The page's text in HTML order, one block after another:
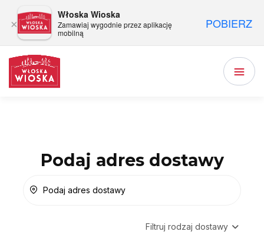
×
Włoska Wioska
Zamawiaj wygodnie przez aplikację
mobilną
POBIERZ
Podaj adres dostawy
Podaj adres dostawy
Filtruj rodzaj dostawy